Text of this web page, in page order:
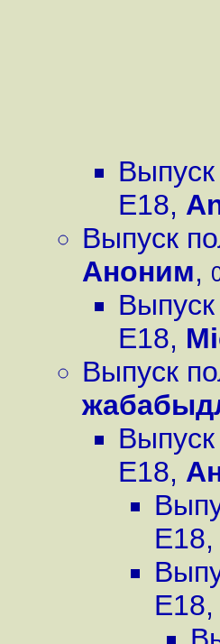
E18,
Выпуск
Аноним,
E18,
Выпуск
E18,
E18,
E18,